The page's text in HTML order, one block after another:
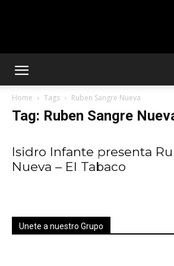
Solar
Home Tags Ruben Sangre Nueva
Tag: Ruben Sangre
Isidro Infante presenta
Nueva – El Tabaco
Unete a nuestro Grupo